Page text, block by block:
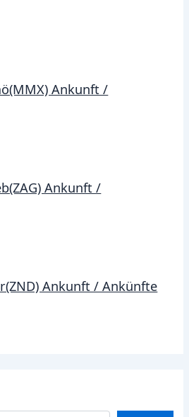
Ankunft /
Ankunft /
Ankunft / Ankünfte